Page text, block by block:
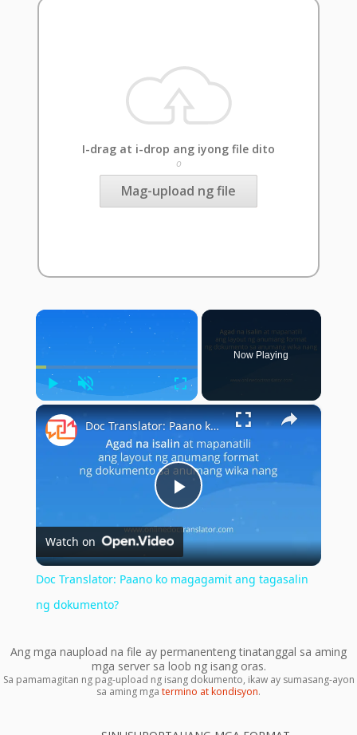
I-drag at i-drop ang iyong file dito
o
Mag-upload ng file
×
Play Unmute Fullscreen
Now Playing
×
Play
Video
Doc Translator: Paano ko magagamit ang tagasalin ng dokumento?
Watch on
Doc Translator: Paano ko magagamit ang tagasalin
ng dokumento?
Ang mga naupload na file ay permanenteng tinatanggal sa aming
mga server sa loob ng isang oras.
Sa pamamagitan ng pag-upload ng isang dokumento, ikaw ay sumasang-ayon
sa aming mga termino at kondisyon.